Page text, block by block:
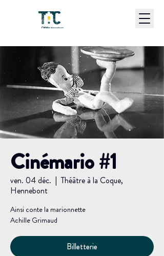
Cinémario #1
ven. 04 déc.
  |
Théâtre à la Coque,
Hennebont
Ainsi conte la marionnette
Achille Grimaud
Billetterie